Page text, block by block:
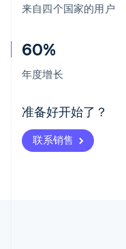
来自四个国家的用户
60%
年度增长
准备好开始了？
联系销售
阿联酋
爱尔兰
爱沙尼亚
English
奥地利
Deutsch English